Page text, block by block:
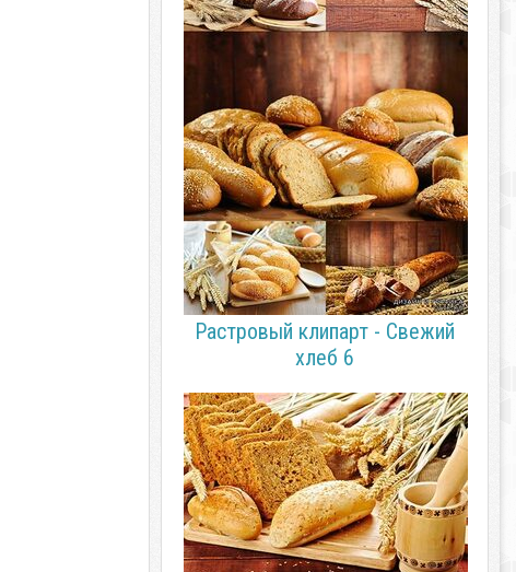
Растровый клипарт - Свежий
хлеб 6